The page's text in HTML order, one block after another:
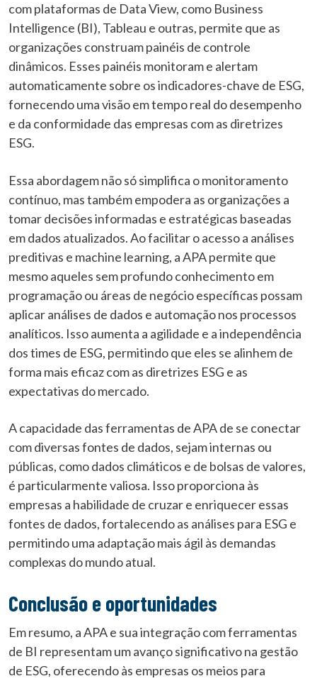
com plataformas de Data View, como Business
Intelligence (BI), Tableau e outras, permite que as
organizações construam painéis de controle
dinâmicos. Esses painéis monitoram e alertam
automaticamente sobre os indicadores-chave de ESG,
fornecendo uma visão em tempo real do desempenho
e da conformidade das empresas com as diretrizes
ESG.
Essa abordagem não só simplifica o monitoramento
contínuo, mas também empodera as organizações a
tomar decisões informadas e estratégicas baseadas
em dados atualizados. Ao facilitar o acesso a análises
preditivas e machine learning, a APA permite que
mesmo aqueles sem profundo conhecimento em
programação ou áreas de negócio específicas possam
aplicar análises de dados e automação nos processos
analíticos. Isso aumenta a agilidade e a independência
dos times de ESG, permitindo que eles se alinhem de
forma mais eficaz com as diretrizes ESG e as
expectativas do mercado.
A capacidade das ferramentas de APA de se conectar
com diversas fontes de dados, sejam internas ou
públicas, como dados climáticos e de bolsas de valores,
é particularmente valiosa. Isso proporciona às
empresas a habilidade de cruzar e enriquecer essas
fontes de dados, fortalecendo as análises para ESG e
permitindo uma adaptação mais ágil às demandas
complexas do mundo atual.
Conclusão e oportunidades
Em resumo, a APA e sua integração com ferramentas
de BI representam um avanço significativo na gestão
de ESG, oferecendo às empresas os meios para